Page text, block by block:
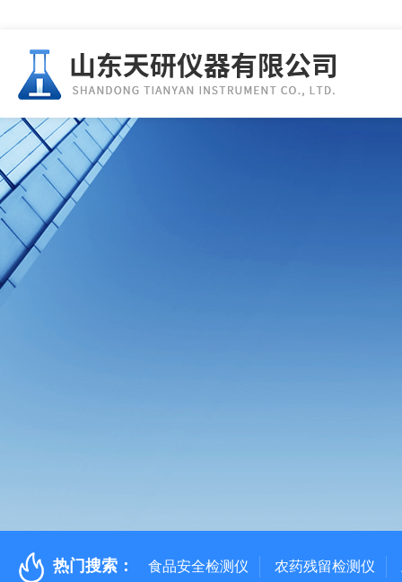
热门搜索： 食品安全检测仪 农药残留检测仪